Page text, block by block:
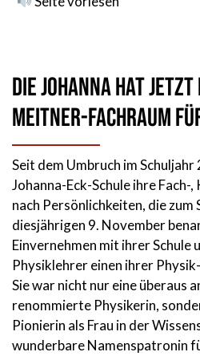
Die Johanna hat jetzt
Meitner-Fachraum
Seit dem Umbruch im
Johanna-Eck-Schule ihre Fach-
nach Persönlichkeiten, die zum
diesjährigen 9. November
Einvernehmen mit ihrer Schule
Physiklehrer einen ihrer
Sie war nicht nur eine überaus
renommierte Physikerin,
Pionierin als Frau in der
wunderbare Namenspatronin